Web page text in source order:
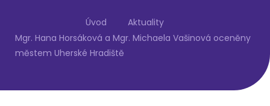
Úvod
Aktuality
Mgr. Hana Horsáková a Mgr. Michaela Vašinová oceněny
městem Uherské Hradiště